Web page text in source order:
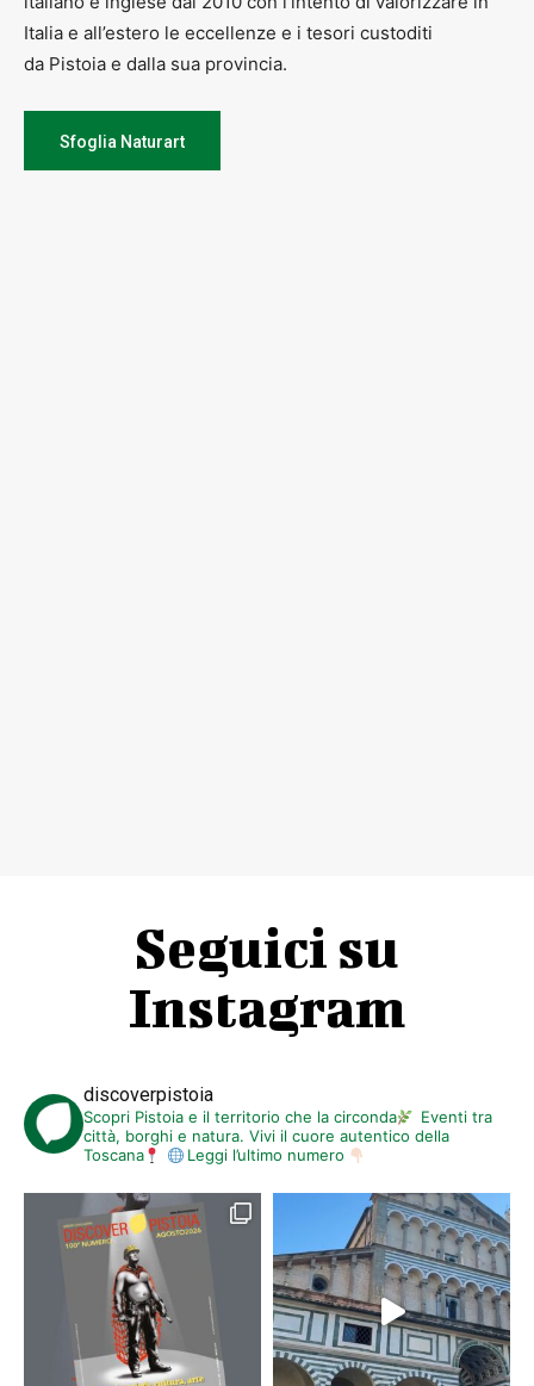
Italia e all’estero le eccellenze e i tesori custoditi
da Pistoia e dalla sua provincia.
Sfoglia Naturart
Seguici su
Instagram
discoverpistoia
Scopri Pistoia e il territorio che la circonda
Eventi tra
città, borghi e natura. Vivi il cuore autentico della
Toscana
Leggi l’ultimo numero